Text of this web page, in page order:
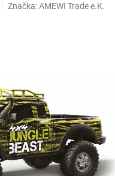
Značka:AMEWI Trade e.K.